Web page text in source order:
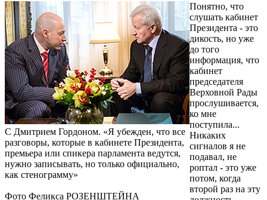
С Дмитрием Гордоном. «Я убежден, что все
разговоры, которые в кабинете Президента,
премьера или спикера парламента ведутся,
нужно записывать, но только официально,
как стенограмму»
Фото Феликса РОЗЕНШТЕЙНА
Понятно, что
слушать кабинет
Президента - это
дикость, но уже
до того
информация, что
кабинет
председателя
Верховной Рады
прослушивается,
ко мне
поступила...
Никаких
сигналов я не
подавал, не
роптал - это уже
потом, когда
второй раз на эту